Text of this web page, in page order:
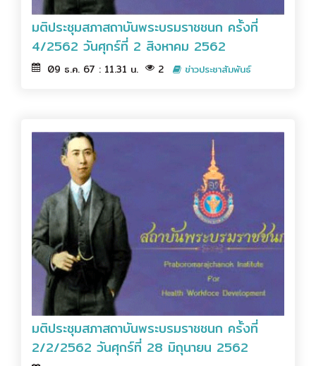
มติประชุมสภาสถาบันพระบรมราชชนก ครั้งที่
4/2562 วันศุกร์ที่ 2 สิงหาคม 2562
09 ธ.ค. 67 : 11.31 น. 2 ข่าวประชาสัมพันธ์
มติประชุมสภาสถาบันพระบรมราชชนก ครั้งที่
2/2/2562 วันศุกร์ที่ 28 มิถุนายน 2562